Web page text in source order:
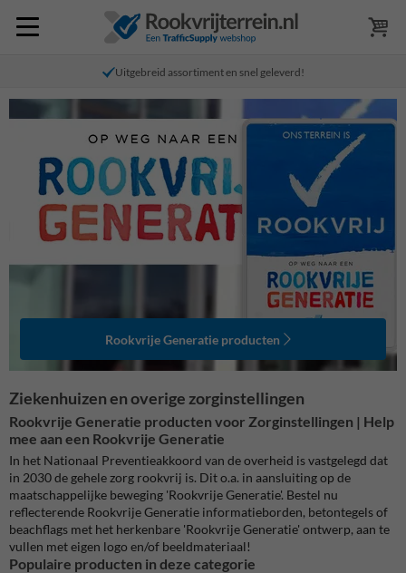
Uitgebreid assortiment en snel geleverd!
Rookvrije Generatie producten
Ziekenhuizen en overige zorginstellingen
Rookvrije Generatie producten voor Zorginstellingen | Help
mee aan een Rookvrije Generatie
In het Nationaal Preventieakkoord van de overheid is vastgelegd dat
in 2030 de gehele zorg rookvrij is. Dit o.a. in aansluiting op de
maatschappelijke beweging 'Rookvrije Generatie'. Bestel nu
reflecterende Rookvrije Generatie informatieborden, betontegels of
beachflags met het herkenbare 'Rookvrije Generatie' ontwerp, aan te
vullen met eigen logo en/of beeldmateriaal!
Populaire producten in deze categorie